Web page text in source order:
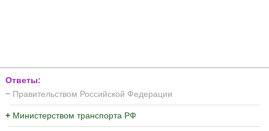
Ответы:
− Правительством Российской Федерации
+ Министерством транспорта РФ